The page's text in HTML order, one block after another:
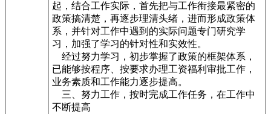
起，结合工作实际，首先把与工作衔接最紧密的
政策搞清楚，再逐步理清头绪，进而形成政策体
系，并针对工作中遇到的实际问题专门研究学
习，加强了学习的针对性和实效性。
经过努力学习，初步掌握了政策的框架体系，
已能够按程序、按要求办理工资福利审批工作，
业务素质和工作能力逐步提高。
三、努力工作，按时完成工作任务，在工作中
不断提高